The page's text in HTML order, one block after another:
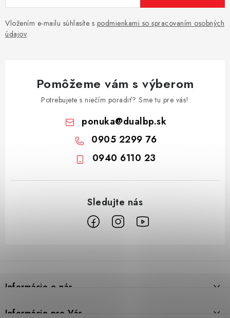
Vložením e-mailu súhlasíte s podmienkami so spracovaním osobných
údajov.
Pomôžeme vám s výberom
Potrebujete s niečím poradiť? Sme tu pre vás!
ponuka@dualbp.sk
0905 2299 76
0940 6110 23
pInformácie o nás
Prečo DUAL BP
Informácie pre Vás